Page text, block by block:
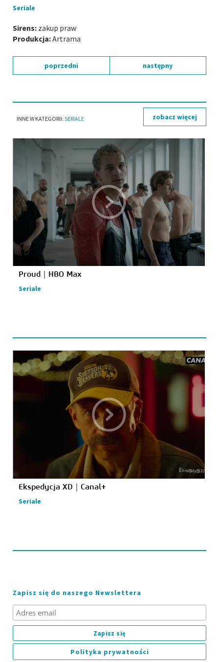
Seriale
Sirens: zakup praw
Produkcja:Artrama
poprzedni następny
INNE W KATEGORII:SERIALE zobacz więcej
Proud｜HBO Max
Seriale
Ekspedycja XD｜Canal+
Seriale
Zapisz się do naszego Newslettera
Polityka prywatności